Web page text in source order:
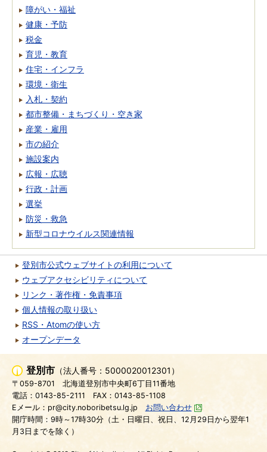
障がい・福祉
健康・予防
税金
育児・教育
住宅・インフラ
環境・衛生
入札・契約
都市整備・まちづくり・空き家
産業・雇用
市の紹介
施設案内
広報・広聴
行政・計画
選挙
防災・救急
新型コロナウイルス関連情報
登別市公式ウェブサイトの利用について
ウェブアクセシビリティについて
リンク・著作権・免責事項
個人情報の取り扱い
RSS・Atomの使い方
オープンデータ
登別市 （法人番号：5000020012301）
〒059-8701
北海道登別市中央町6丁目11番地
電話：0143-85-2111
FAX：0143-85-1108
Eメール：pr@city.noboribetsu.lg.jp
お問い合わせ
開庁時間：9時～17時30分（土・日曜日、祝日、12月29日から翌年1
月3日までを除く）